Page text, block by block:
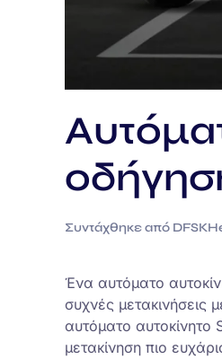
Συντάχθηκε από
Ένα αυτόματο
συχνές
αυτόματο αυτοκίνητο
μετακίνηση πιο